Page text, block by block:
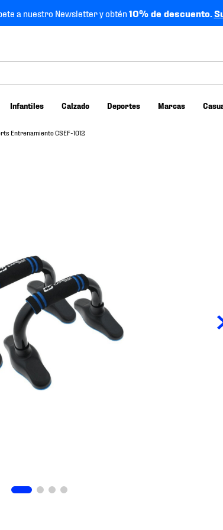
a nuestro Newsletter y obtén10% de descuento.
Infantiles Calzado Deportes Marcas
Entrenamiento CSEF-1012